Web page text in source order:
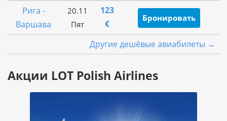
Другие дешёвые авиабилеты →
Рига -
Варшава
20.11
Пят
123
€
Бронировать
Акции LOT Polish Airlines